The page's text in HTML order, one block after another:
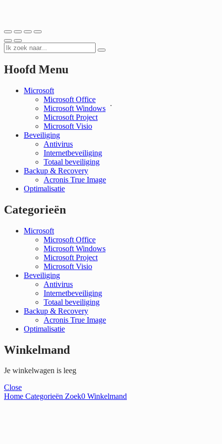
.
Hoofd Menu
Microsoft
Microsoft Office
Microsoft Windows
Microsoft Project
Microsoft Visio
Beveiliging
Antivirus
Internetbeveiliging
Totaal beveiliging
Backup & Recovery
Acronis True Image
Optimalisatie
Categorieën
Microsoft
Microsoft Office
Microsoft Windows
Microsoft Project
Microsoft Visio
Beveiliging
Antivirus
Internetbeveiliging
Totaal beveiliging
Backup & Recovery
Acronis True Image
Optimalisatie
Winkelmand
Je winkelwagen is leeg
Close
Home Categorieën Zoek0 Winkelmand